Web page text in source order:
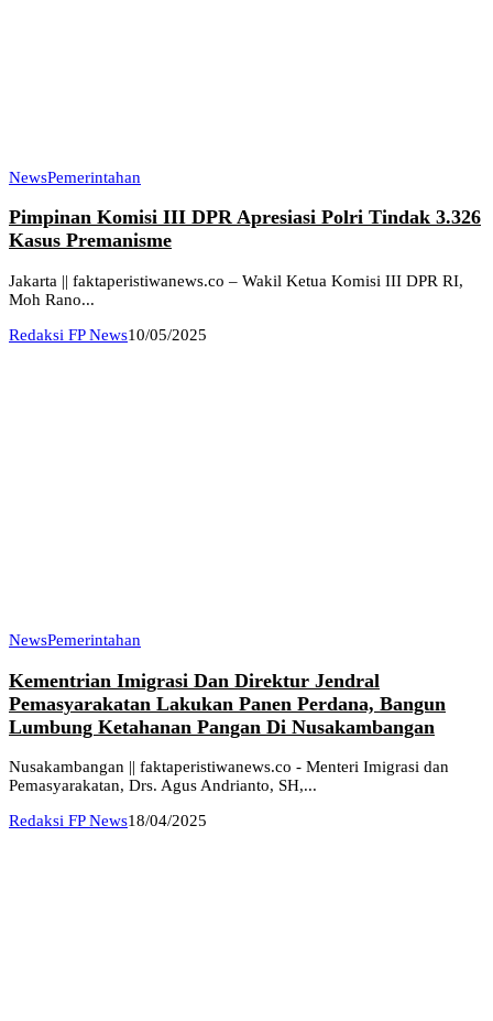
NewsPemerintahan
Pimpinan Komisi III DPR Apresiasi Polri Tindak 3.326
Kasus Premanisme
Jakarta || faktaperistiwanews.co – Wakil Ketua Komisi III DPR RI,
Moh Rano...
Redaksi FP News10/05/2025
NewsPemerintahan
Kementrian Imigrasi Dan Direktur Jendral
Pemasyarakatan Lakukan Panen Perdana, Bangun
Lumbung Ketahanan Pangan Di Nusakambangan
Nusakambangan || faktaperistiwanews.co - Menteri Imigrasi dan
Pemasyarakatan, Drs. Agus Andrianto, SH,...
Redaksi FP News18/04/2025